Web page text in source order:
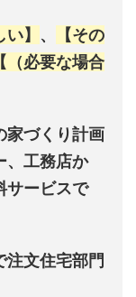
】 、
【その
【（必要な場合
家づくり計画
、工務店か
サービスで
注文住宅部門